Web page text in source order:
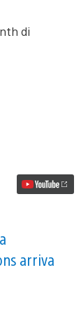
arriva